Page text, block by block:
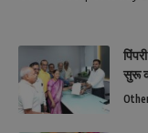
सुरू